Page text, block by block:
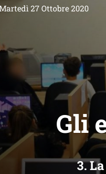
Gli
3.
27 Ottobre 2020